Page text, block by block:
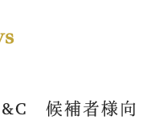
候補者様向